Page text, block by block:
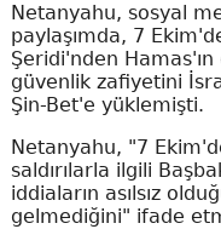
Netanyahu, sosyal
paylaşımda, 7
Şeridi'nden Hamas'ın
güvenlik zafiyetini
Şin-Bet'e yüklemişti.
Netanyahu, "7
saldırılarla ilgili
iddiaların asılsız
gelmediğini" ifade